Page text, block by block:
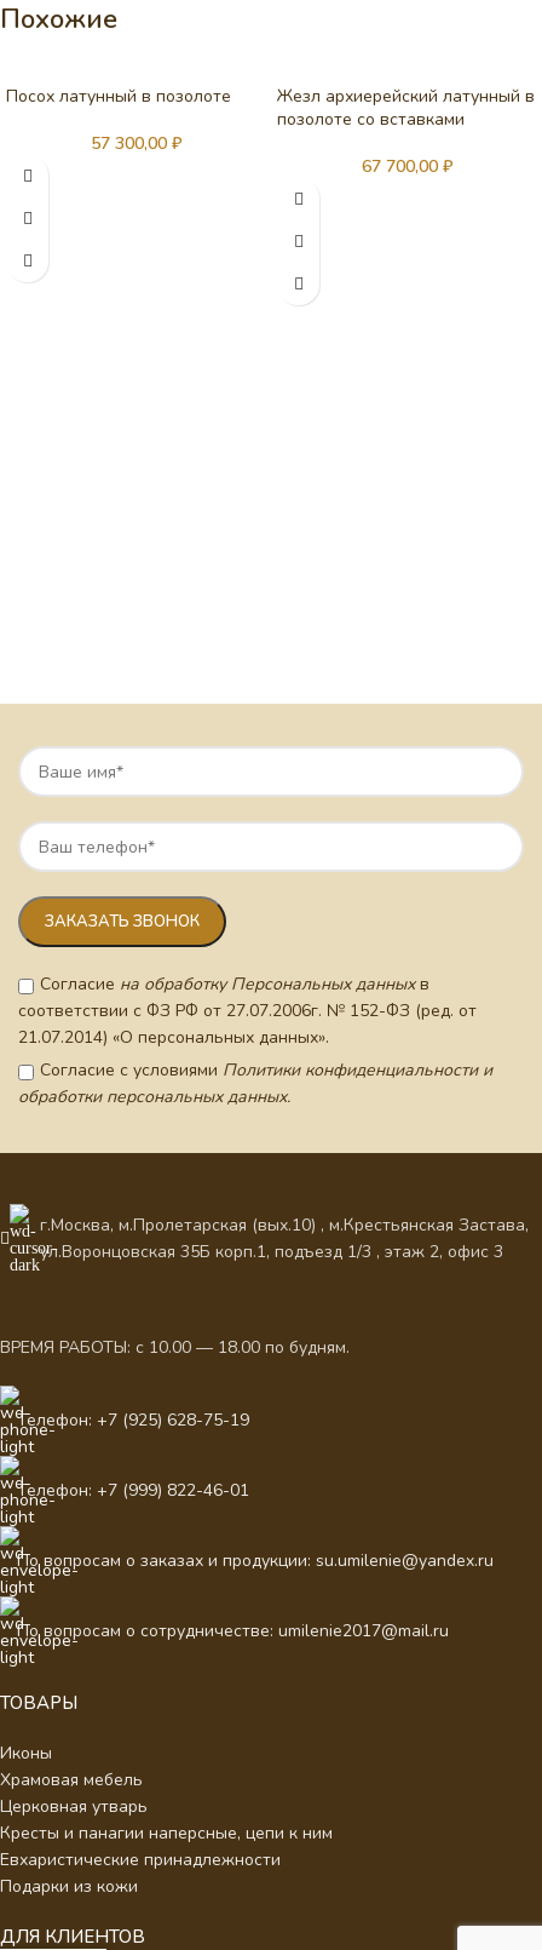
Похожие
Посох латунный в позолоте
57 300,00 ₽
Жезл архиерейский латунный в
позолоте со вставками
67 700,00 ₽
Согласие на обработку Персональных данныхв
соответствии с ФЗ РФ от 27.07.2006г. № 152-ФЗ (ред. от
21.07.2014) «О персональных данных».
Согласие с условиями Политики конфиденциальности и
обработки персональных данных.
г.Москва, м.Пролетарская (вых.10) , м.Крестьянская Застава,
ул.Воронцовская 35Б корп.1, подъезд 1/3 , этаж 2, офис 3
ВРЕМЯ РАБОТЫ: с 10.00 — 18.00 по будням.
Телефон: +7 (925) 628-75-19
Телефон: +7 (999) 822-46-01
По вопросам о заказах и продукции: su.umilenie@yandex.ru
По вопросам о сотрудничестве: umilenie2017@mail.ru
ТОВАРЫ
Иконы
Храмовая мебель
Церковная утварь
Кресты и панагии наперсные, цепи к ним
Евхаристические принадлежности
Подарки из кожи
ДЛЯ КЛИЕНТОВ